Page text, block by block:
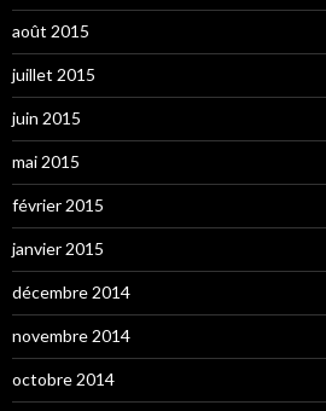
août 2015
juillet 2015
juin 2015
mai 2015
février 2015
janvier 2015
décembre 2014
novembre 2014
octobre 2014